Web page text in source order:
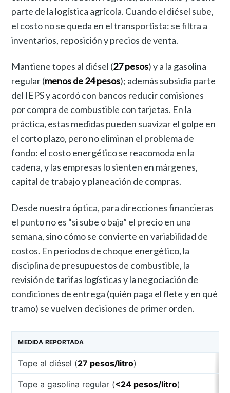
parte de la logística agrícola. Cuando el diésel sube,
el costo no se queda en el transportista: se filtra a
inventarios, reposición y precios de venta.
Mantiene topes al diésel (27 pesos) y a la gasolina
regular (menos de 24 pesos); además subsidia parte
del IEPS y acordó con bancos reducir comisiones
por compra de combustible con tarjetas. En la
práctica, estas medidas pueden suavizar el golpe en
el corto plazo, pero no eliminan el problema de
fondo: el costo energético se reacomoda en la
cadena, y las empresas lo sienten en márgenes,
capital de trabajo y planeación de compras.
Desde nuestra óptica, para direcciones financieras
el punto no es “si sube o baja” el precio en una
semana, sino cómo se convierte en variabilidad de
costos. En periodos de choque energético, la
disciplina de presupuestos de combustible, la
revisión de tarifas logísticas y la negociación de
condiciones de entrega (quién paga el flete y en qué
tramo) se vuelven decisiones de primer orden.
MEDIDA REPORTADA
Tope al diésel (27 pesos/litro)
Tope a gasolina regular (<24 pesos/litro)